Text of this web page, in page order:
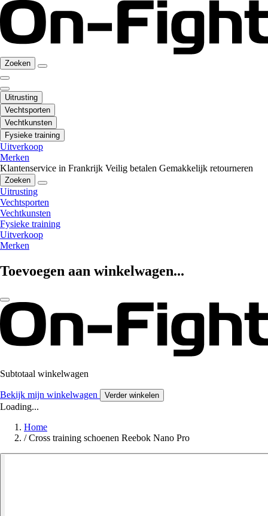
Zoeken
Uitrusting
Vechtsporten
Vechtkunsten
Fysieke training
Uitverkoop
Merken
Klantenservice in Frankrijk Veilig betalen Gemakkelijk retourneren
Zoeken
Uitrusting
Vechtsporten
Vechtkunsten
Fysieke training
Uitverkoop
Merken
Toevoegen aan winkelwagen...
Subtotaal winkelwagen
Bekijk mijn winkelwagen Verder winkelen
Loading...
Home
/ Cross training schoenen Reebok Nano Pro